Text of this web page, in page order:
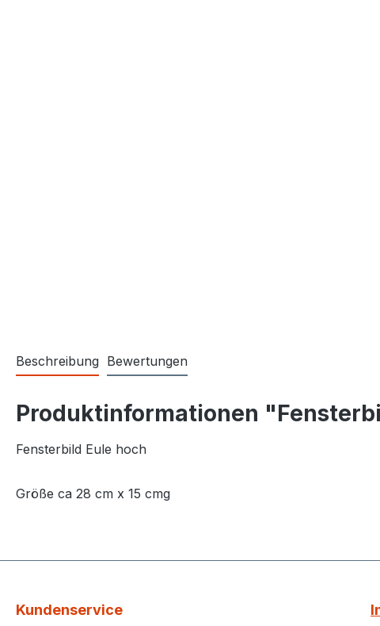
Beschreibung Bewertungen
Produktinformationen
Fensterbild Eule hoch
Größe ca 28 cm x 15 cmg
Kundenservice